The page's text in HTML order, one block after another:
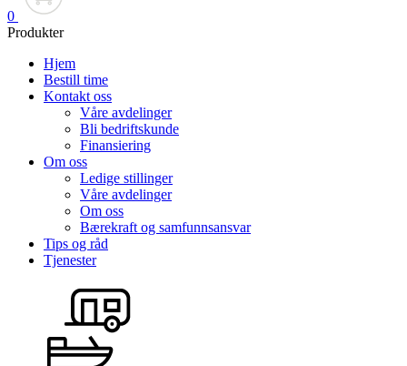
0
Produkter
Hjem
Bestill time
Kontakt oss
Våre avdelinger
Bli bedriftskunde
Finansiering
Om oss
Ledige stillinger
Våre avdelinger
Om oss
Bærekraft og samfunnsansvar
Tips og råd
Tjenester